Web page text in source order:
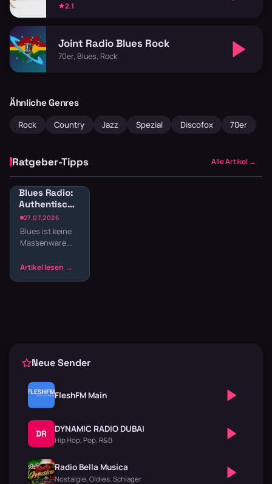
2,1
Joint Radio Blues Rock
70er, Blues, Rock
Ähnliche Genres
Rock Country Jazz Spezial Discofox 70er
Ratgeber-Tipps Alle Artikel →
27.07.2026
Blues Radio:
Authentische
Blues-Sender
online hören
Blues ist keine
Massenware.
von echten
Neue Sender
FleshFM Main
DR DYNAMIC RADIO DUBAI
Hip Hop, Pop, R&B
Radio Bella Musica
Nostalgie, Oldies, Schlager